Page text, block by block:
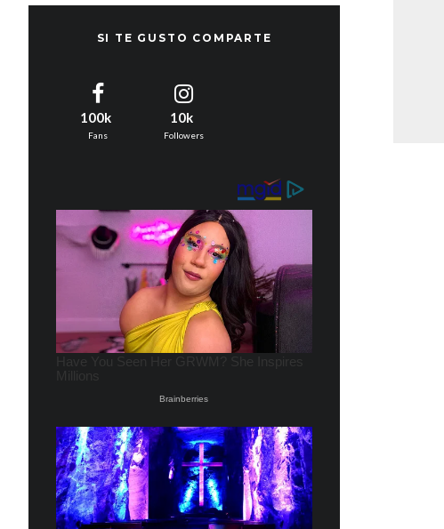
SI TE GUSTO COMPARTE
100k
Fans
10k
Followers